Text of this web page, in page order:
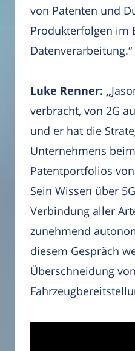
von Patenten und
Produkterfolgen im
Datenverarbeitung.“
Luke Renner: „
verbracht, von 2G
und er hat die
Unternehmens
Patentportfolios
Sein Wissen über
Verbindung aller
zunehmend
diesem Gespräch
Überschneidung